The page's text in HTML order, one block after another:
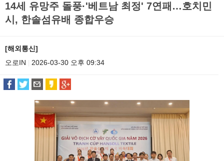
14세 유망주 돌풍·'베트남 최정' 7연패…호치민
시, 한솔섬유배 종합우승
[해외통신]
오로IN
2026-03-30 오후 09:34